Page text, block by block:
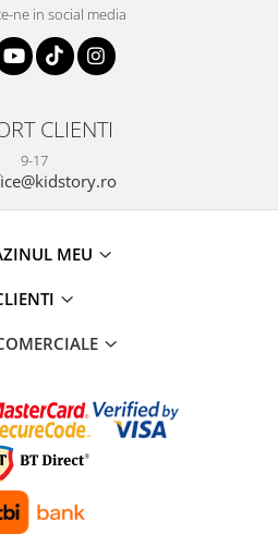
ne in social media
CLIENTI
9-17
MEU